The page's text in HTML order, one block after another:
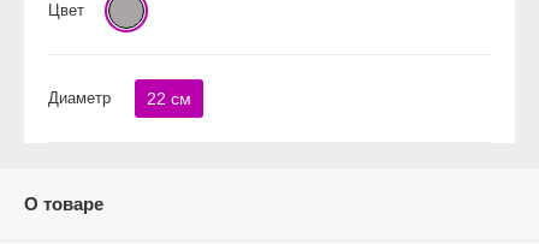
Цвет
Диаметр 22 см
О товаре